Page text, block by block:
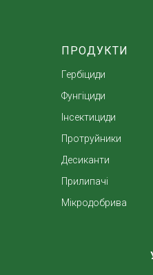
ПРОДУКТИ
Гербіциди
Фунгіциди
Інсектициди
Протруйники
Десиканти
Прилипачі
Мікродобрива